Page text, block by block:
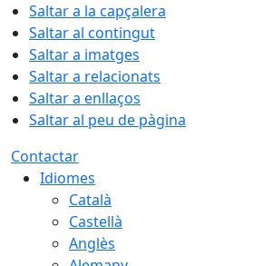
Saltar a la capçalera
Saltar al contingut
Saltar a imatges
Saltar a relacionats
Saltar a enllaços
Saltar al peu de pàgina
Contactar
Idiomes
Català
Castellà
Anglès